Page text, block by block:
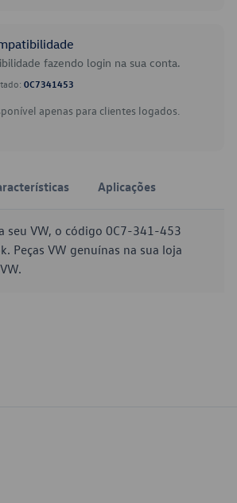
fazendo login na sua conta.
0C7341453
apenas para clientes logados.
Aplicações
seu VW, o código 0C7-341-453
Peças VW genuínas na sua loja